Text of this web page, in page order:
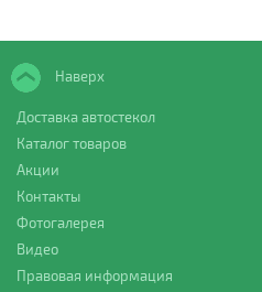
Наверх
Доставка автостекол
Каталог товаров
Акции
Контакты
Фотогалерея
Видео
Правовая информация